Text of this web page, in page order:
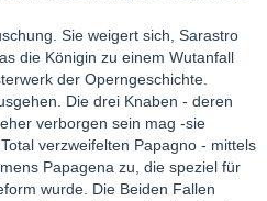
Sie weigert sich, Sarastro
die Königin zu einem Wutanfall
der Operngeschichte.
Die drei Knaben - deren
verborgen sein mag -sie
verzweifelten Papagno - mittels
Papagena zu, die speziel für
wurde. Die Beiden Fallen